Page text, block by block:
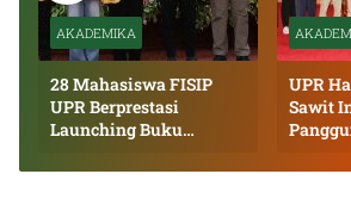
AKADEMIKA
28 Mahasiswa FISIP
UPR Berprestasi
Launching Buku
UPR
Sawit